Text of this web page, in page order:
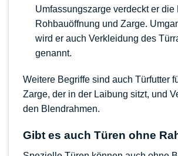
Umfassungszarge verdeckt er die
Rohbauöffnung und Zarge.
wird er auch Verkleidung des
genannt.
Weitere Begriffe sind auch Türfutter
Zarge, der in der Laibung sitzt, und
den Blendrahmen.
Gibt es auch Türen ohne